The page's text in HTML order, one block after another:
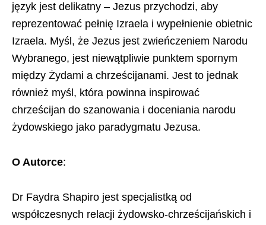
język jest delikatny – Jezus przychodzi, aby
reprezentować pełnię Izraela i wypełnienie obietnic
Izraela. Myśl, że Jezus jest zwieńczeniem Narodu
Wybranego, jest niewątpliwie punktem spornym
między Żydami a chrześcijanami. Jest to jednak
również myśl, która powinna inspirować
chrześcijan do szanowania i doceniania narodu
żydowskiego jako paradygmatu Jezusa.
O Autorce:
Dr Faydra Shapiro jest specjalistką od
współczesnych relacji żydowsko-chrześcijańskich i